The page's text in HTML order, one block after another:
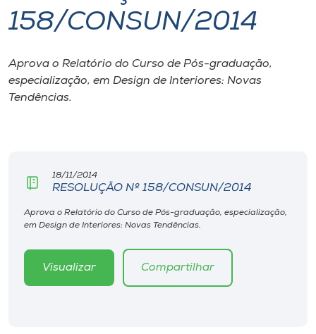
I.nova
Diplomados
Rádio
158/CONSUN/2014
Aprova o Relatório do Curso de Pós-graduação,
especialização, em Design de Interiores: Novas
Tendências.
18/11/2014
RESOLUÇÃO Nº 158/CONSUN/2014
Aprova o Relatório do Curso de Pós-graduação, especialização,
em Design de Interiores: Novas Tendências.
Visualizar Compartilhar